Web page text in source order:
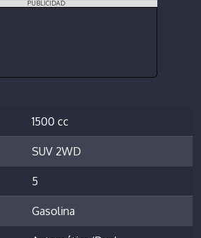
PUBLICIDAD
1500 cc
SUV 2WD
5
Gasolina